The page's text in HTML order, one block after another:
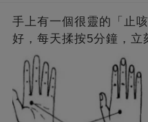
手上有一個很靈的「止
好，每天揉按5分鐘，立